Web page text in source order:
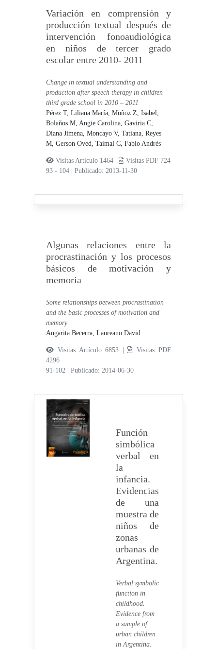
Variación en comprensión y
producción textual después de
intervención fonoaudiológica
en niños de tercer grado
escolar entre 2010- 2011
Change in textual understanding and
production after speech therapy in children
third grade school in 2010 – 2011
Pérez T, Liliana María,Muñoz Z, Isabel,
Bolaños M, Angie Carolina,Gaviria C,
Diana Jimena,Moncayo V, Tatiana,Reyes
M, Gerson Oved,Taimal C, Fabio Andrés
Visitas Artículo 1464 |
Visitas PDF 724
93 - 104
|Publicado: 2013-11-30
Algunas relaciones entre la
procrastinación y los procesos
básicos de motivación y
memoria
Some relationships between procrastination
and the basic processes of motivation and
memory
Angarita Becerra, Laureano David
Visitas Artículo 6853 |
Visitas PDF
4296
91-102
|Publicado: 2014-06-30
Función
simbólica
verbal en
la
infancia.
Evidencias
de una
muestra de
niños de
zonas
urbanas de
Argentina.
Verbal symbolic
function in
childhood.
Evidence from
a sample of
urban children
in Argentina.